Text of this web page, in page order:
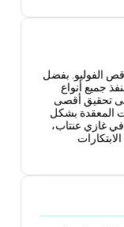
الفوليو. بفضل
جميع أنواع
تحقيق أقصى
المعقدة بشكل
في غازي عنتاب،